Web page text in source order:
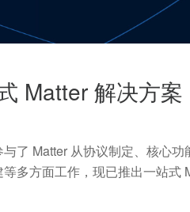
Matter 解决方案
与了 Matter 从协议制定、核心功
等多方面工作，现已推出一站式